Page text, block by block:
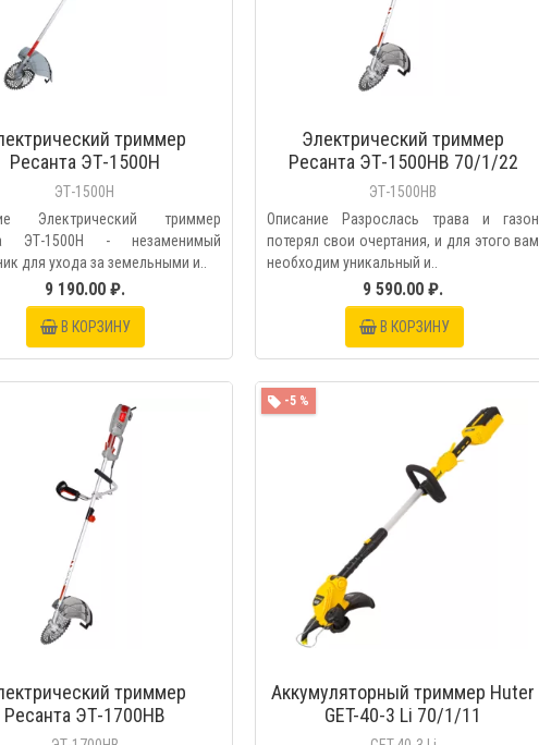
триммер
Ресанта ЭТ-1500Н
ЭТ-1500Н
Электрический триммер
ЭТ-1500Н - незаменимый
для ухода за земельными и..
9 190.00 ₽.
В КОРЗИНУ
Электрический триммер
Ресанта ЭТ-1500НВ 70/1/22
ЭТ-1500НВ
Описание Разрослась трава и газон
потерял свои очертания, и для этого вам
необходим уникальный и..
9 590.00 ₽.
В КОРЗИНУ
триммер
Ресанта ЭТ-1700НВ
-5 %
Аккумуляторный триммер Huter
GET-40-3 Li 70/1/11